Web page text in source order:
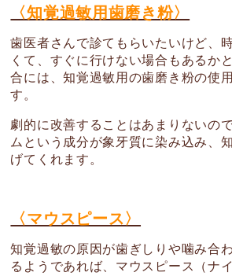
〈知覚過敏用歯磨き粉〉
歯医者さんで診てもらいたいけど、
くて、すぐに行けない場合もあるか
合には、知覚過敏用の歯磨き粉の使
す。
劇的に改善することはあまりないの
ムという成分が象牙質に染み込み、
げてくれます。
〈マウスピース〉
知覚過敏の原因が歯ぎしりや噛み合
るようであれば、マウスピース（ナ